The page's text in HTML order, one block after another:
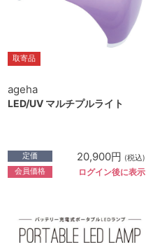
取寄品
ageha
LED/UV マルチプルライト
定価 20,900円 (税込)
会員価格 ログイン後に表示